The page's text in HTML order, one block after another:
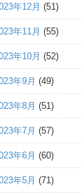
年12月 (51)
年11月 (55)
年10月 (52)
年9月 (49)
年8月 (51)
年7月 (57)
年6月 (60)
年5月 (71)